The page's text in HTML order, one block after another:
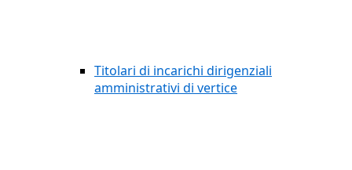
Titolari di incarichi dirigenziali
amministrativi di vertice